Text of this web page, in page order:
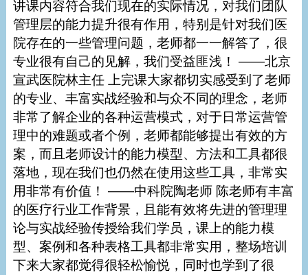
讲课内容符合我们现在的实际情况，对我们团队
管理层的能力提升很有作用，特别是针对我们医
院存在的一些管理问题，老师都一一解答了，很
专业很有自己的见解，我们受益匪浅！ ——北京
宣武医院林主任 上完课大家都切实感受到了老师
的专业、丰富实战经验和与众不同的理念，老师
非常了解企业的各种运营模式，对于日常运营管
理中的难题或者个例，老师都能够提出有效的方
案，而且老师设计的能力模型、方法和工具都很
落地，现在我们也仍然在使用这些工具，非常实
用非常有价值！ ——中科院陶老师 陈老师有丰富
的医疗行业工作背景，且能有效将先进的管理理
论与实战经验传授给我们学员，课上的能力模
型、案例和各种表格工具都非常实用，整场培训
下来大家都觉得很轻松愉悦，同时也学到了很